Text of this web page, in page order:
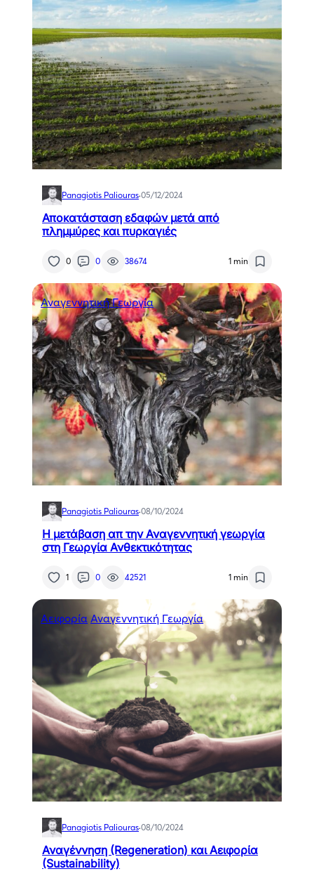
Panagiotis Paliouras·05/12/2024
Αποκατάσταση εδαφών μετά από
πλημμύρες και πυρκαγιές
0 0 38674 1 min
Αναγεννητική Γεωργία
Panagiotis Paliouras·08/10/2024
Η μετάβαση απ την Αναγεννητική γεωργία
στη Γεωργία Ανθεκτικότητας
1 0 42521 1 min
Αειφορία Αναγεννητική Γεωργία
Panagiotis Paliouras·08/10/2024
Αναγέννηση (Regeneration) και Αειφορία
(Sustainability)